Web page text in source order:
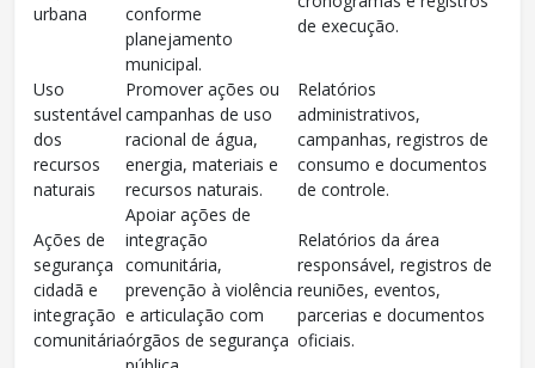
urbana
conforme
planejamento
municipal.
de execução.
Uso
sustentável
dos
recursos
naturais
Promover ações ou
campanhas de uso
racional de água,
energia, materiais e
recursos naturais.
Relatórios
administrativos,
campanhas, registros de
consumo e documentos
de controle.
Ações de
segurança
cidadã e
integração
comunitária
Apoiar ações de
integração
comunitária,
prevenção à violência
e articulação com
órgãos de segurança
Relatórios da área
responsável, registros de
reuniões, eventos,
parcerias e documentos
oficiais.